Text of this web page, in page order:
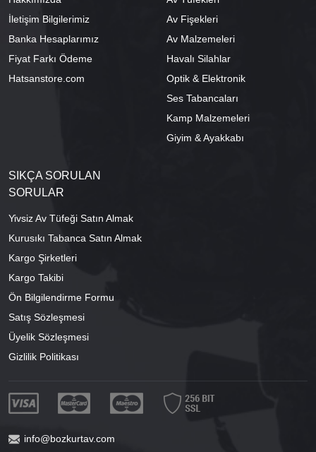
İletişim Bilgilerimiz
Banka Hesaplarımız
Fiyat Farkı Ödeme
Hatsanstore.com
Av Fişekleri
Av Malzemeleri
Havalı Silahlar
Optik & Elektronik
Ses Tabancaları
Kamp Malzemeleri
Giyim & Ayakkabı
SIKÇA SORULAN
SORULAR
Yivsiz Av Tüfeği Satın Almak
Kurusıkı Tabanca Satın Almak
Kargo Şirketleri
Kargo Takibi
Ön Bilgilendirme Formu
Satış Sözleşmesi
Üyelik Sözleşmesi
Gizlilik Politikası
info@bozkurtav.com